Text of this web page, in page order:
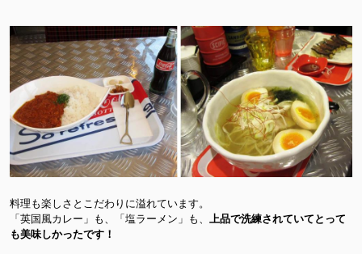
料理も楽しさとこだわりに溢れています。
「英国風カレー」も、「塩ラーメン」も、
上品で洗練されていてとって
も美味しかったです！